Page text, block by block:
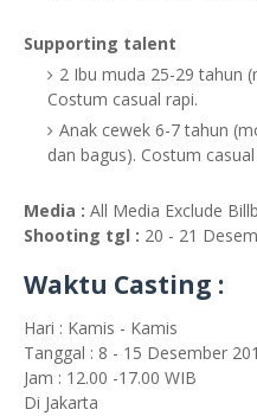
Supporting talent
2 Ibu muda 25-29 tahun
Costum casual rapi.
Anak cewek 6-7 tahun
dan bagus). Costum
Media : All Media Exclude
Shooting tgl : 20 - 21
Waktu Casting :
Hari : Kamis - Kamis
Tanggal : 8 - 15 Desember
Jam : 12.00 -17.00 WIB
Di Jakarta